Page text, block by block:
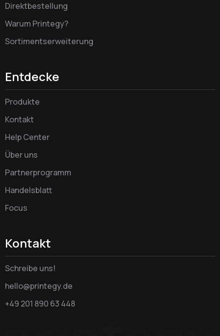
Direktbestellung
Warum Printegy?
Sortimentserweiterung
Entdecke
Produkte
Kontakt
Help Center
Über uns
Partnerprogramm
Handelsblatt
Focus
Kontakt
Schreibe uns!
hello@printegy.de
+49 201 890 63 448